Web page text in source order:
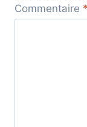
Commentaire *